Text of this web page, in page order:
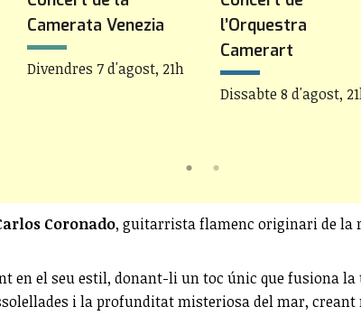
Camerata Venezia
Divendres 7 d'agost, 21h
l’Orquestra
Camerart
Dissabte 8 d'agost,
Coronado, guitarrista flamenc originari de la
el seu estil, donant-li un toc únic que fusiona
i la profunditat misteriosa del mar, creant